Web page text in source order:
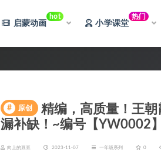
启蒙动画
hot
小学课堂
热门
# 原创
精编，高质量！王
漏补缺！~编号【YW0002】
向上的豆豆 2023-11-07 一年级系列 0